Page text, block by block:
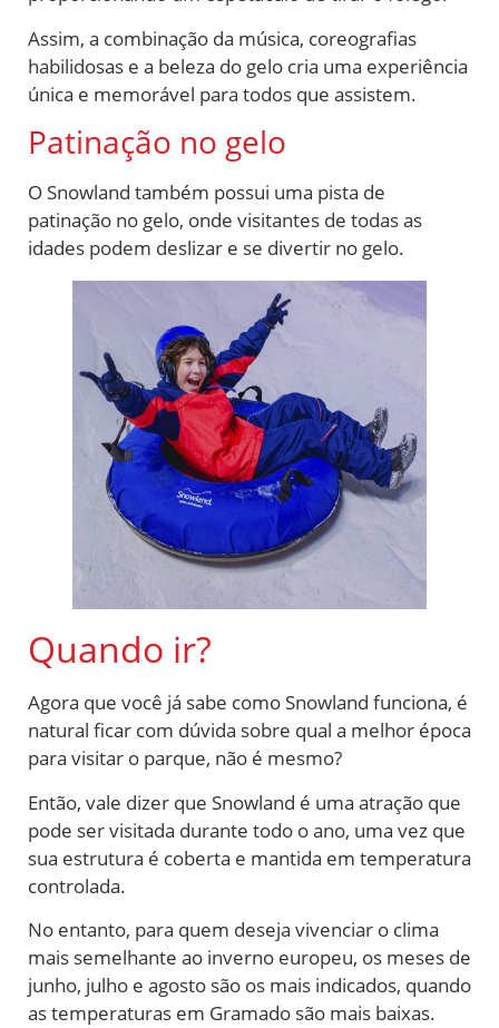
Assim, a combinação da música, coreografias
habilidosas e a beleza do gelo cria uma experiência
única e memorável para todos que assistem.
Patinação no gelo
O Snowland também possui uma pista de
patinação no gelo, onde visitantes de todas as
idades podem deslizar e se divertir no gelo.
Quando ir?
Agora que você já sabe como Snowland funciona, é
natural ficar com dúvida sobre qual a melhor época
para visitar o parque, não é mesmo?
Então, vale dizer que Snowland é uma atração que
pode ser visitada durante todo o ano, uma vez que
sua estrutura é coberta e mantida em temperatura
controlada.
No entanto, para quem deseja vivenciar o clima
mais semelhante ao inverno europeu, os meses de
junho, julho e agosto são os mais indicados, quando
as temperaturas em Gramado são mais baixas.